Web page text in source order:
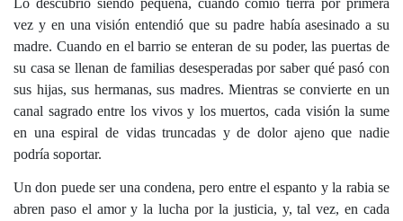
Lo descubrió siendo pequeña, cuando comió tierra por primera
vez y en una visión entendió que su padre había asesinado a su
madre. Cuando en el barrio se enteran de su poder, las puertas de
su casa se llenan de familias desesperadas por saber qué pasó con
sus hijas, sus hermanas, sus madres. Mientras se convierte en un
canal sagrado entre los vivos y los muertos, cada visión la sume
en una espiral de vidas truncadas y de dolor ajeno que nadie
podría soportar.
Un don puede ser una condena, pero entre el espanto y la rabia se
abren paso el amor y la lucha por la justicia, y, tal vez, en cada